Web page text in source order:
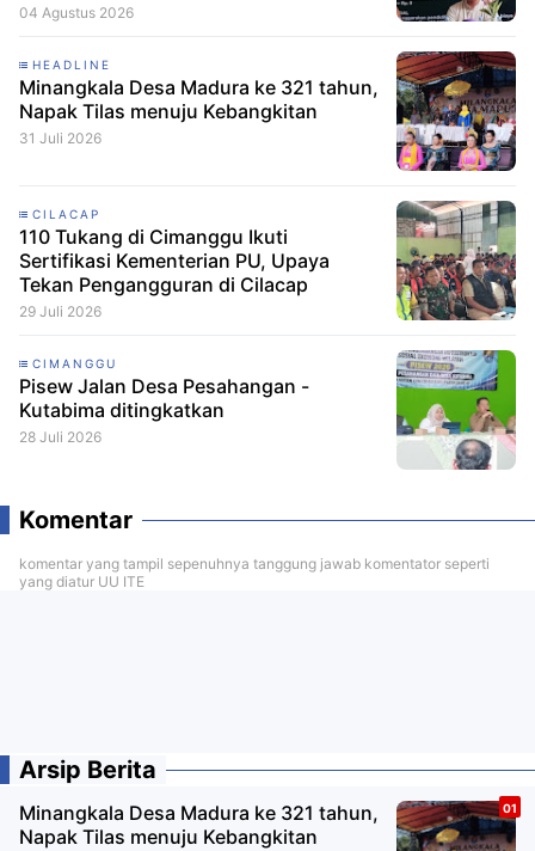
04 Agustus 2026
HEADLINE
Minangkala Desa Madura ke 321 tahun,
Napak Tilas menuju Kebangkitan
31 Juli 2026
CILACAP
110 Tukang di Cimanggu Ikuti
Sertifikasi Kementerian PU, Upaya
Tekan Pengangguran di Cilacap
29 Juli 2026
CIMANGGU
Pisew Jalan Desa Pesahangan -
Kutabima ditingkatkan
28 Juli 2026
Komentar
komentar yang tampil sepenuhnya tanggung jawab komentator seperti
yang diatur UU ITE
Arsip Berita
Minangkala Desa Madura ke 321 tahun,
Napak Tilas menuju Kebangkitan